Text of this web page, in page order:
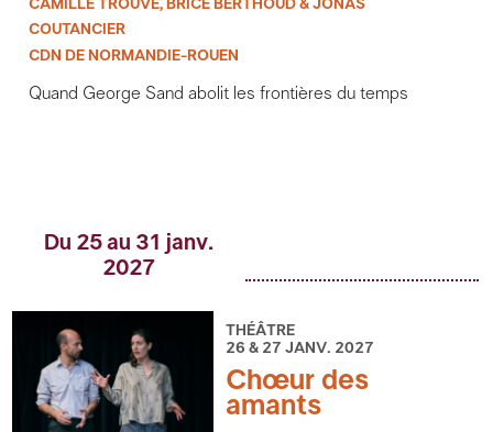
CAMILLE TROUVÉ, BRICE BERTHOUD & JONAS
COUTANCIER
CDN DE NORMANDIE-ROUEN
Quand George Sand abolit les frontières du temps
Du 25 au 31 janv.
2027
THÉÂTRE
26 & 27 JANV. 2027
Chœur des
amants